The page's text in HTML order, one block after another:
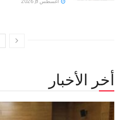
أغسطس 8, 2026
أخر الأخبار